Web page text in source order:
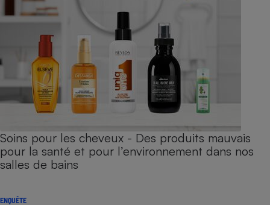
Soins pour les cheveux - Des produits mauvais
pour la santé et pour l’environnement dans nos
salles de bains
ENQUÊTE